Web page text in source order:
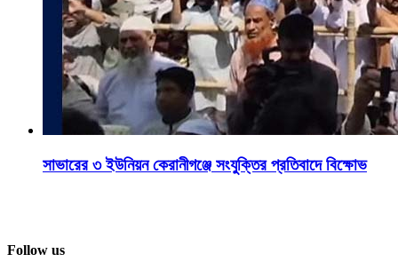
সাভারের ৩ ইউনিয়ন কেরানীগঞ্জে সংযুক্তির প্রতিবাদে বিক্ষোভ
Follow us